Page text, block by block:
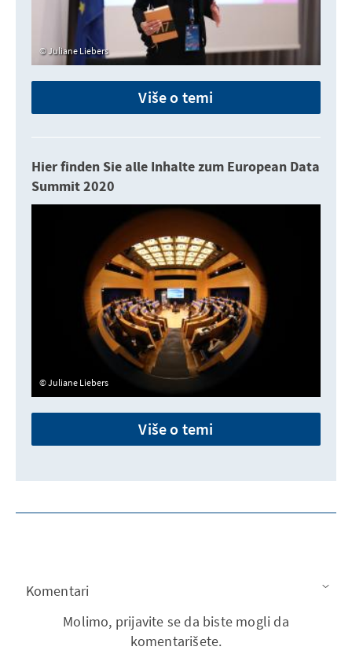
Juliane Liebers
Više o temi
Hier finden Sie alle Inhalte zum European Data
Summit 2020
Juliane Liebers
Više o temi
Komentari
Molimo, prijavite se da biste mogli da
komentarišete.